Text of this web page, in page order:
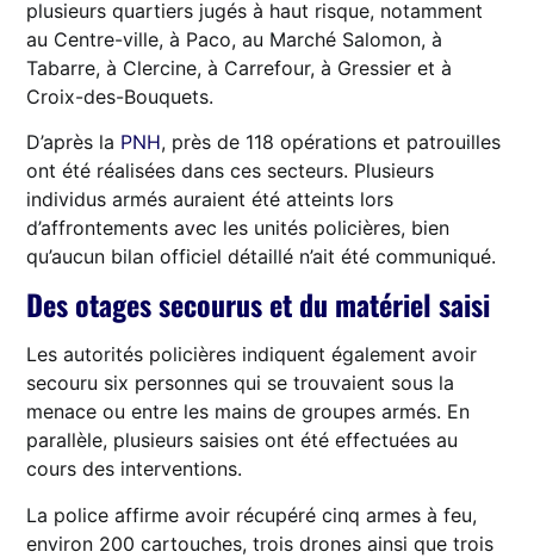
plusieurs quartiers jugés à haut risque, notamment
au Centre-ville, à Paco, au Marché Salomon, à
Tabarre, à Clercine, à Carrefour, à Gressier et à
Croix-des-Bouquets.
D’après la PNH, près de 118 opérations et patrouilles
ont été réalisées dans ces secteurs. Plusieurs
individus armés auraient été atteints lors
d’affrontements avec les unités policières, bien
qu’aucun bilan officiel détaillé n’ait été communiqué.
Des otages secourus et du matériel saisi
Les autorités policières indiquent également avoir
secouru six personnes qui se trouvaient sous la
menace ou entre les mains de groupes armés. En
parallèle, plusieurs saisies ont été effectuées au
cours des interventions.
La police affirme avoir récupéré cinq armes à feu,
environ 200 cartouches, trois drones ainsi que trois